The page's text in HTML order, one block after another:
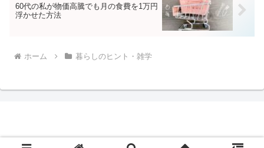
60代の私が物価高騰でも月の食費を1万円
浮かせた方法
ホーム 暮らしのヒント・雑学